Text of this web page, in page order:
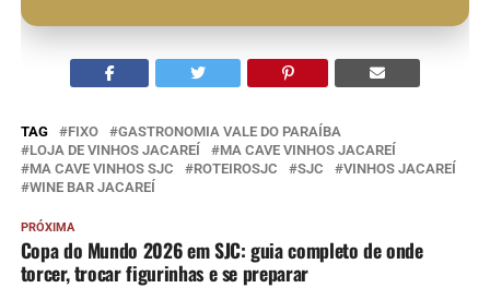
TAG FIXO
GASTRONOMIA VALE DO PARAÍBA
LOJA DE VINHOS JACAREÍ
MA CAVE VINHOS JACAREÍ
MA CAVE VINHOS SJC
ROTEIROSJC SJC
VINHOS JACAREÍ
WINE BAR JACAREÍ
PRÓXIMA
Copa do Mundo 2026 em SJC: guia completo de onde
torcer, trocar figurinhas e se preparar